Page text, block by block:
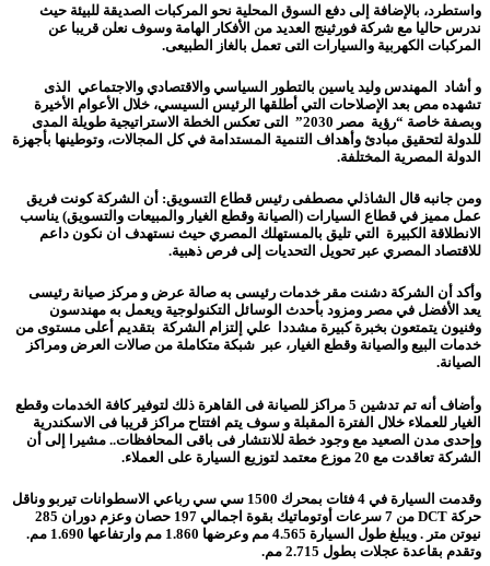
واستطرد، بالإضافة إلى دفع السوق المحلية نحو المركبات الصديقة للبيئة حيث
ندرس حاليا مع شركة فورثينج العديد من الأفكار الهامة وسوف نعلن قريبا عن
المركبات الكهربية والسيارات التى تعمل بالغاز الطبيعى.
و أشاد المهندس وليد ياسين بالتطور السياسي والاقتصادي والاجتماعي الذى
تشهده مص بعد الإصلاحات التي أطلقها الرئيس السيسي، خلال الأعوام الأخيرة
وبصفة خاصة “رؤية مصر 2030” التى تعكس الخطة الاستراتيجية طويلة المدى
للدولة لتحقيق مبادئ وأهداف التنمية المستدامة في كل المجالات، وتوطينها بأجهزة
الدولة المصرية المختلفة.
ومن جانبه قال الشاذلي مصطفى رئيس قطاع التسويق: أن الشركة كونت فريق
عمل مميز في قطاع السيارات (الصيانة وقطع الغيار والمبيعات والتسويق) يناسب
الانطلاقة الكبيرة التي تليق بالمستهلك المصري حيث نستهدف ان نكون داعم
للاقتصاد المصري عبر تحويل التحديات إلى فرص ذهبية.
وأكد أن الشركة دشنت مقر خدمات رئيسى به صالة عرض و مركز صيانة رئيسى
يعد الأفضل في مصر ومزود بأحدث الوسائل التكنولوجية ويعمل به مهندسون
وفنيون يتمتعون بخبرة كبيرة مشددا علي إلتزام الشركة بتقديم أعلى مستوى من
خدمات البيع والصيانة وقطع الغيار، عبر شبكة متكاملة من صالات العرض ومراكز
الصيانة.
وأضاف أنه تم تدشين 5 مراكز للصيانة فى القاهرة ذلك لتوفير كافة الخدمات وقطع
الغيار للعملاء خلال الفترة المقبلة و سوف يتم افتتاح مراكز قريبا فى الاسكندرية
وإحدى مدن الصعيد مع وجود خطة للانتشار فى باقى المحافظات.. مشيرا إلى أن
الشركة تعاقدت مع 20 موزع معتمد لتوزيع السيارة على العملاء.
وقدمت السيارة في 4 فئات بمحرك 1500 سي سي رباعي الاسطوانات تيربو وناقل
حركة DCT من 7 سرعات أوتوماتيك بقوة اجمالي 197 حصان وعزم دوران 285
نيوتن متر . ويبلغ طول السيارة 4.565 مم وعرضها 1.860 مم وارتفاعها 1.690 مم.
وتقدم بقاعدة عجلات بطول 2.715 مم.